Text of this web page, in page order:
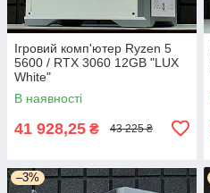
Ігровий комп'ютер Ryzen 5
5600 / RTX 3060 12GB "LUX
White"
В наявності
41 928,25 ₴ 43 225 ₴
–3%